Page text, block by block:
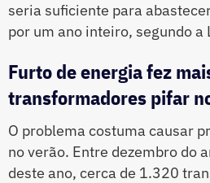
seria suficiente para
por um ano inteiro, segundo a
Furto de energia fez
transformadores pifar
O problema costuma causar
no verão. Entre dezembro do
deste ano, cerca de 1.320